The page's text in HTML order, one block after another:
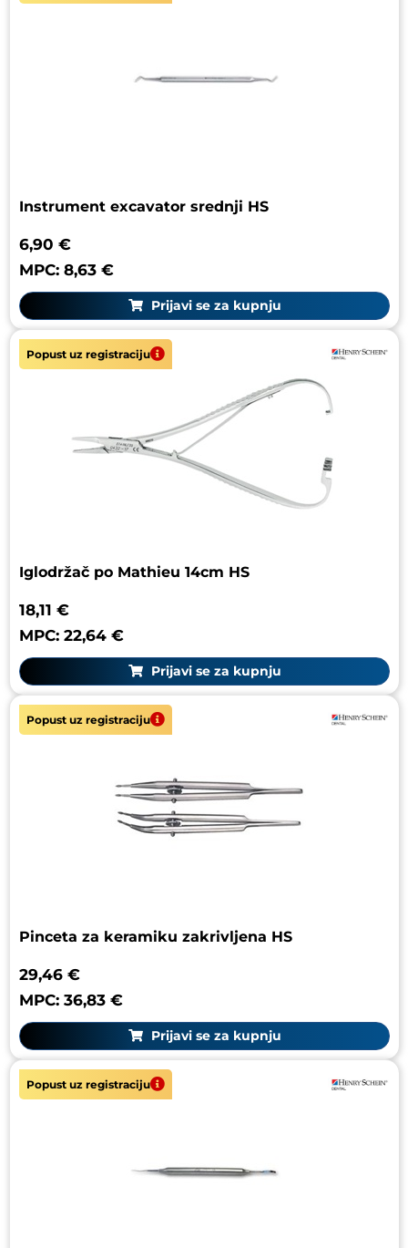
Instrument excavator srednji HS
6,90 €
MPC: 8,63 €
Prijavi se za kupnju
Popust uz registraciju
Iglodržač po Mathieu 14cm HS
18,11 €
MPC: 22,64 €
Prijavi se za kupnju
Popust uz registraciju
Pinceta za keramiku zakrivljena HS
29,46 €
MPC: 36,83 €
Prijavi se za kupnju
Popust uz registraciju